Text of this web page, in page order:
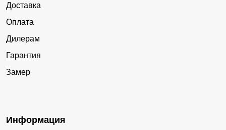
Доставка
Оплата
Дилерам
Гарантия
Замер
Информация